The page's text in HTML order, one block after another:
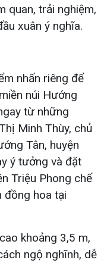
quan, trải nghiệm,
xuân ý nghĩa.
nhấn riêng để
núi Hướng
từ những
Minh Thùy, chủ
Tân, huyện
ý tưởng và đặt
Triệu Phong chế
đồng hoa tại
khoảng 3,5 m,
ngộ nghĩnh, dễ